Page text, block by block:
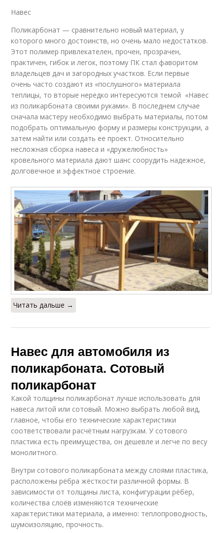
Навес
Поликарбонат — сравнительно новый материал, у
которого много достоинств, но очень мало недостатков.
Этот полимер привлекателен, прочен, прозрачен,
практичен, гибок и легок, поэтому ПК стал фаворитом
владельцев дач и загородных участков. Если первые
очень часто создают из «послушного» материала
теплицы, то вторые нередко интересуются темой «Навес
из поликарбоната своими руками». В последнем случае
сначала мастеру необходимо выбрать материалы, потом
подобрать оптимальную форму и размеры конструкции, а
затем найти или создать ее проект. Относительно
несложная сборка навеса и «дружелюбность»
кровельного материала дают шанс соорудить надежное,
долговечное и эффектное строение.
Читать дальше →
Навес для автомобиля из
поликарбоната. Сотовый
поликарбонат
Какой толщины поликарбонат лучше использовать для
навеса литой или сотовый. Можно выбрать любой вид,
главное, чтобы его технические характеристики
соответствовали расчётным нагрузкам. У сотового
пластика есть преимущества, он дешевле и легче по весу
монолитного.
Внутри сотового поликарбоната между слоями пластика,
расположены рёбра жёсткости различной формы. В
зависимости от толщины листа, конфигурации рёбер,
количества слоёв изменяются технические
характеристики материала, а именно: теплопроводность,
шумоизоляцию, прочность.